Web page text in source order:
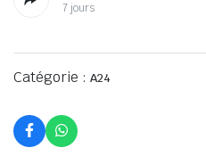
7 jours
Catégorie : A24